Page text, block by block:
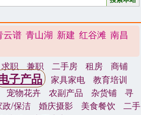
云谱 青山湖 新建 红谷滩 南昌
求职 兼职 二手房 租房
商铺
子产品 家具家电
教育培训
宠物花卉 农副产品 杂货铺
寻
政/保洁 婚庆摄影 美食餐饮
二手